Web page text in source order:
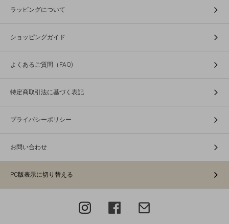
ラッピングについて
ショッピングガイド
よくあるご質問（FAQ)
特定商取引法に基づく表記
プライバシーポリシー
お問い合わせ
PC版表示に切り替える